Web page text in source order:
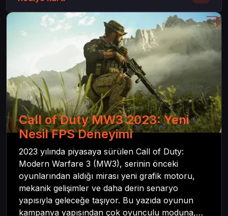
Call of Duty MW3 2023: Yeni
Nesil FPS Deneyimi
2023 yılında piyasaya sürülen Call of Duty:
Modern Warfare 3 (MW3), serinin önceki
oyunlarından aldığı mirası yeni grafik motoru,
mekanik gelişimler ve daha derin senaryo
yapısıyla geleceğe taşıyor. Bu yazıda oyunun
kampanya yapısından çok oyunculu moduna,